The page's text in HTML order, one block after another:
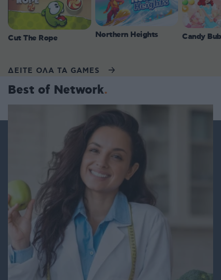
Cut The Rope Northern Heights Candy
ΔΕΙΤΕ ΟΛΑ ΤΑ GAMES
Best of Network